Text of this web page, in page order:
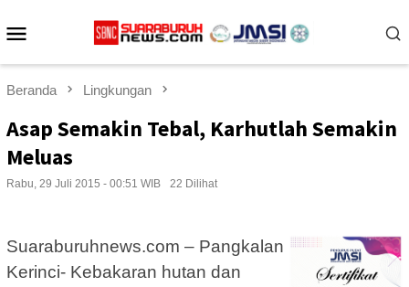
ke
Beranda Lingkungan
Asap Semakin Tebal, Karhutlah Semakin
Meluas
Rabu, 29 Juli 2015 - 00:51 WIB 22 Dilihat
Suaraburuhnews.com – Pangkalan
Kerinci- Kebakaran hutan dan